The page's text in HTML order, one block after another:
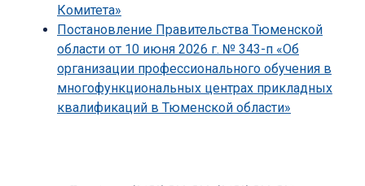
Комитета»
Постановление Правительства Тюменской
области от 10 июня 2026 г. № 343-п «Об
организации профессионального обучения в
многофункциональных центрах прикладных
квалификаций в Тюменской области»